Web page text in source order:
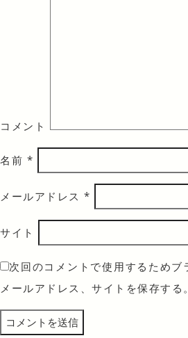
コメント
名前 *
メールアドレス *
サイト
次回のコメントで使用するためブ
メールアドレス、サイトを保存する。